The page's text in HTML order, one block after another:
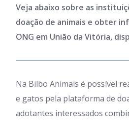
Veja abaixo sobre as
doação de animais e obter
ONG em União da Vitória,
Na Bilbo Animais é possível
e gatos pela plataforma de
adotantes interessados